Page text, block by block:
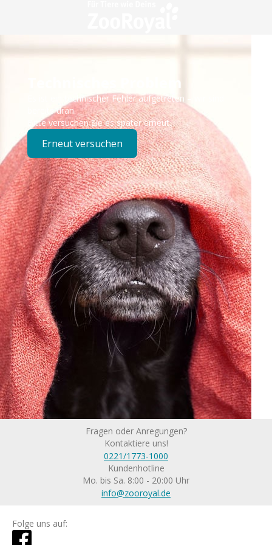
Technisches Problem
Es ist ein technischer Fehler aufgetreten – wir sind
bereits dran.
Bitte versuchen Sie es später erneut.
Erneut versuchen
Fragen oder Anregungen?
Kontaktiere uns!
0221/1773-1000
Kundenhotline
Mo. bis Sa. 8:00 - 20:00 Uhr
info@zooroyal.de
Folge uns auf: